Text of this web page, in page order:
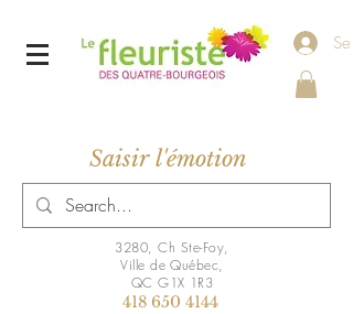
Saisir l'émotion
3280, Ch Ste-Foy,
Ville de Québec,
QC G1X 1R3
418 650 4144